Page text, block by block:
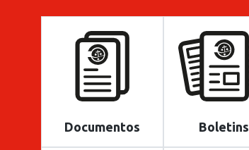
Documentos Boletins